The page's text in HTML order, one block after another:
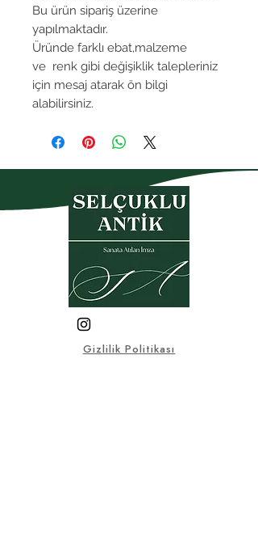
Bu ürün sipariş üzerine
yapılmaktadır.
Üründe farklı ebat,malzeme
ve renk gibi değişiklik talepleriniz
için mesaj atarak ön bilgi
alabilirsiniz.
Gizlilik Politikası